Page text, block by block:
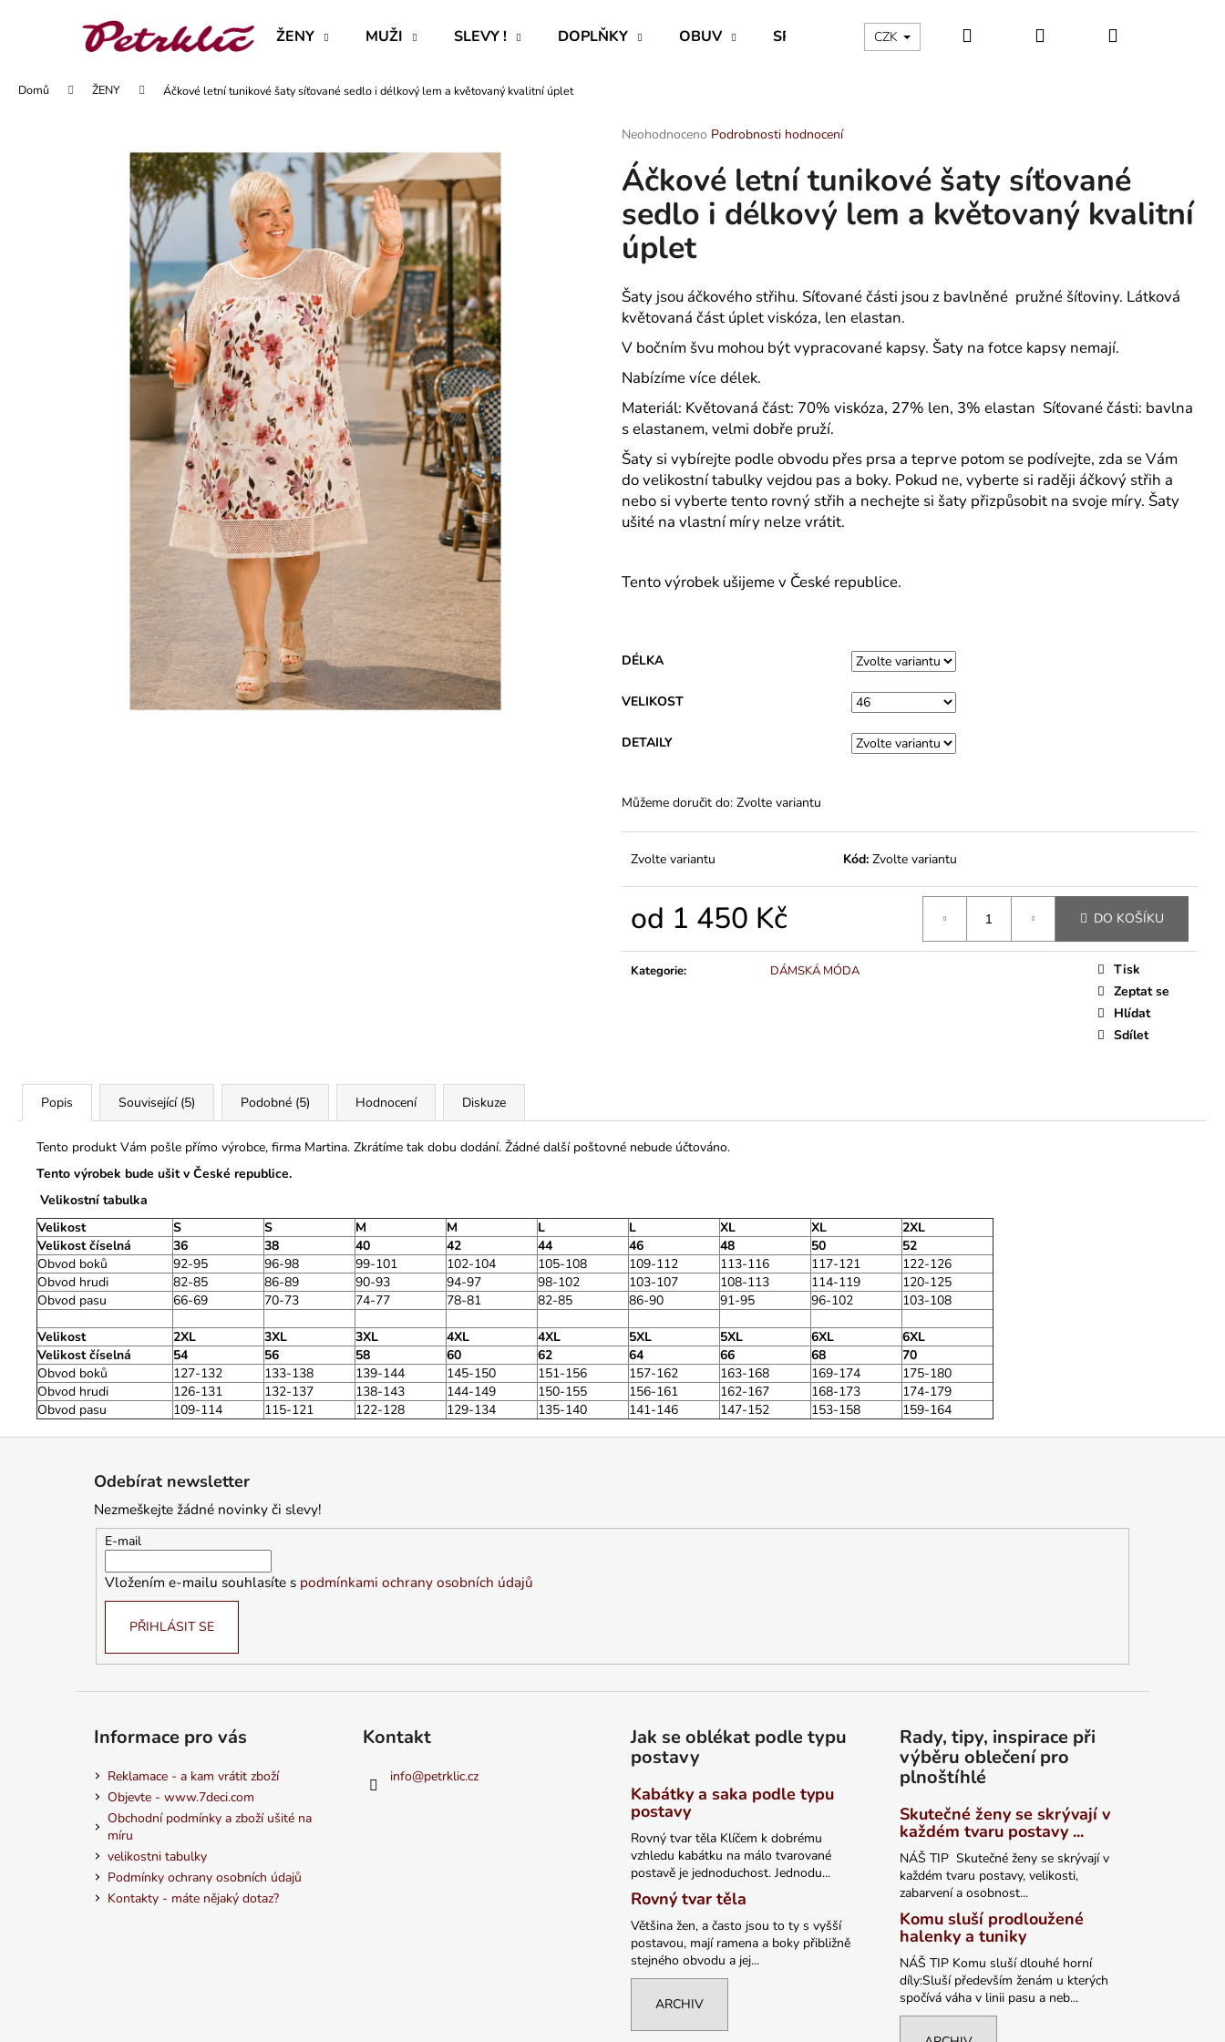
ŽENY MUŽI SLEVY ! DOPLŇKY OBUV SPECIÁLNÍ KATEGORIE Kontakty - máte nějaký dotaz?
CZK Hledat PřihlášeníNákupní
Domů ŽENY Áčkové letní tunikové šaty síťované sedlo i délkový lem a květovaný kvalitní úplet
Průměrné
produktu
je
z
hvězdiček.
Neohodnoceno Podrobnosti hodnocení
Áčkové letní tunikové šaty síťované
sedlo i délkový lem a květovaný kvalitní
úplet
Šaty jsou áčkového střihu. Síťované části jsou z bavlněné pružné šíťoviny. Látková
květovaná část úplet viskóza, len elastan.
V bočním švu mohou být vypracované kapsy. Šaty na fotce kapsy nemají.
Nabízíme více délek.
Materiál: Květovaná část: 70% viskóza, 27% len, 3% elastan Síťované části: bavlna
s elastanem, velmi dobře pruží.
Šaty si vybírejte podle obvodu přes prsa a teprve potom se podívejte, zda se Vám
do velikostní tabulky vejdou pas a boky. Pokud ne, vyberte si raději áčkový střih a
nebo si vyberte tento rovný střih a nechejte si šaty přizpůsobit na svoje míry. Šaty
ušité na vlastní míry nelze vrátit.
Tento výrobek ušijeme v České republice.
DÉLKA
VELIKOST
DETAILY
Můžeme doručit do: Zvolte variantu
Zvolte variantu Kód: Zvolte variantu
od 1 450 Kč DO KOŠÍKU
Kategorie: DÁMSKÁ MÓDA
Tisk
Zeptat se
Hlídat
Sdílet
Popis Související (5) Podobné (5) Hodnocení Diskuze
Tento produkt Vám pošle přímo výrobce, firma Martina. Zkrátíme tak dobu dodání. Žádné další poštovné nebude účtováno.
Tento výrobek bude ušit v České republice.
Velikostní tabulka
Velikost
S S M M L L XL XL
2XL
Velikost číselná
36 38 40 42 44 46 48 50
52
Obvod boků
92-95 96-98 99-101 102-104 105-108 109-112 113-116 117-121
122-126
Obvod hrudi
82-85 86-89 90-93 94-97 98-102 103-107 108-113 114-119
120-125
Obvod pasu
66-69 70-73 74-77 78-81 82-85 86-90 91-95 96-102 103-108
Velikost 2XL 3XL 3XL 4XL 4XL 5XL 5XL 6XL
6XL
Velikost číselná
54 56 58 60 62 64 66 68
70
Obvod boků
127-132 133-138 139-144 145-150 151-156 157-162 163-168 169-174
175-180
Obvod hrudi
126-131 132-137 138-143 144-149 150-155 156-161 162-167 168-173
174-179
Obvod pasu
109-114 115-121 122-128 129-134 135-140 141-146 147-152 153-158 159-164
Zpět
obchodu
Zpět
obchodu
Co potřebujete najít?
HLEDAT
Doporučujeme
MAJKA TEXTILNÍ KŮŽE - JEDNODUCHÝ
1 290 Kč
ROVNÝ TEPLÁKOVÝ KABÁT -
VARIANTY DÉLEK
1 200 Kč
Z BAVLNY
839 Kč
Odebírat newsletter
Nezmeškejte žádné novinky či slevy!
E-mail
Vložením e-mailu souhlasíte s podmínkami ochrany osobních údajů
PŘIHLÁSIT SE
Informace pro vás
Reklamace - a kam vrátit zboží
Objevte - www.7deci.com
Obchodní podmínky a zboží ušité na
míru
velikostni tabulky
Podmínky ochrany osobních údajů
Kontakty - máte nějaký dotaz?
Kontakt
info@petrklic.cz
Jak se oblékat podle typu
postavy
Kabátky a saka podle typu
postavy
Rovný tvar těla Klíčem k dobrému
vzhledu kabátku na málo tvarované
postavě je jednoduchost. Jednodu...
Rovný tvar těla
Většina žen, a často jsou to ty s vyšší
postavou, mají ramena a boky přibližně
stejného obvodu a jej...
ARCHIV
Rady, tipy, inspirace při
výběru oblečení pro
plnoštíhlé
Skutečné ženy se skrývají v
každém tvaru postavy ...
NÁŠ TIP Skutečné ženy se skrývají v
každém tvaru postavy, velikosti,
zabarvení a osobnost...
Komu sluší prodloužené
halenky a tuniky
NÁŠ TIP Komu sluší dlouhé horní
díly:Sluší především ženám u kterých
spočívá váha v linii pasu a neb...